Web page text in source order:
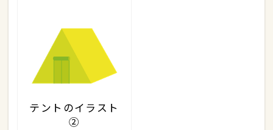
テントのイラスト
②